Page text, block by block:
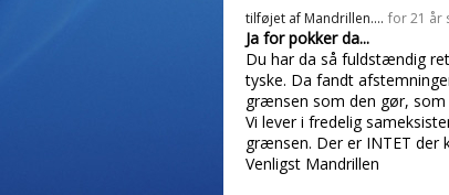
tilføjet af Mandrillen.... for 21 år
Ja for pokker da...
Du har da så fuldstændig
tyske. Da fandt
grænsen som den gør, som
Vi lever i fredelig
grænsen. Der er INTET der
Venligst Mandrillen